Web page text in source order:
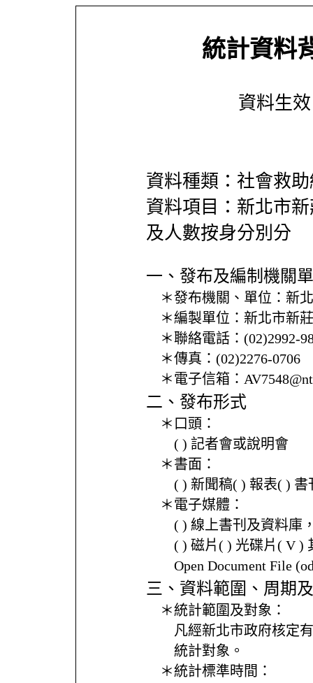
統計資料
資料生
資料種類：社會救
資料項目：新北市
及人數按身分別分
一、發布及編制機關
＊發布機關、單位： 新
＊編製單位： 新北市新
＊聯絡電話： (02)2992-
＊傳真： (02)2276-0706
＊電子信箱：
二、發布形式
＊口頭：
( ) 記者會或說明會
＊書面：
( ) 新聞稿( ) 報表( ) 書
＊電子媒體：
( ) 線上書刊及資料庫
( ) 磁片( ) 光碟片( V )
Open Document File
三、資料範圍、周期
＊統計範圍及對象：
凡經新北市政府核定
統計對象。
＊統計標準時間：